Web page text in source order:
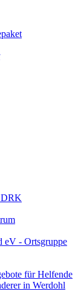
DRK
eV - Ortsgruppe
für Helfende
in Werdohl